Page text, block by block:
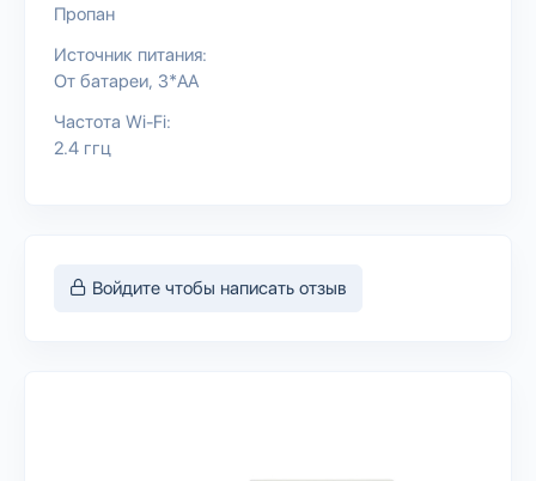
Пропан
Источник питания:
От батареи 3*AA
Частота Wi-Fi:
2.4 ггц
Войдите чтобы написать отзыв